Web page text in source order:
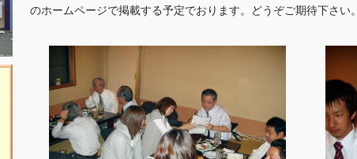
のホームページで掲載する予定でおります。どうぞご期待下さい。